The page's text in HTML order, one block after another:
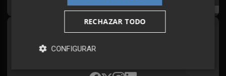
Síguenos en redes
Plaza Podcast, desde cualquier medio
RECHAZAR TODO
CONFIGURAR